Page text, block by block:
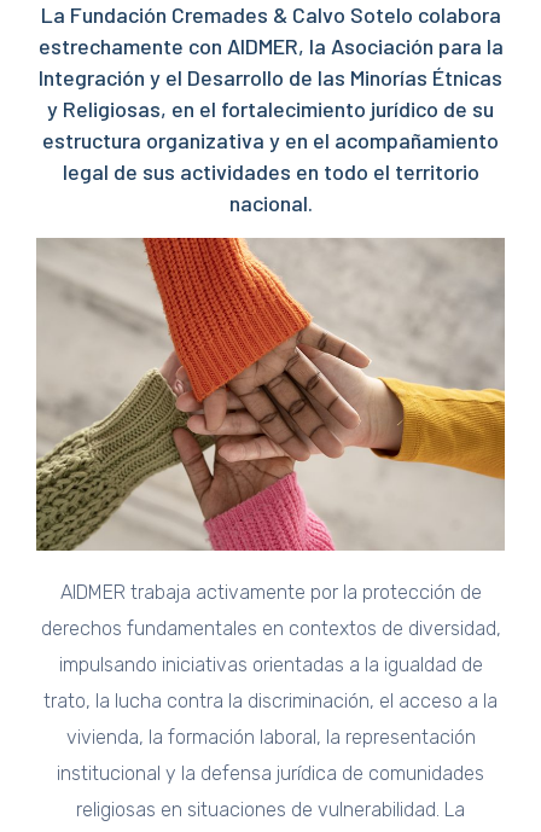
La Fundación Cremades & Calvo Sotelo colabora
estrechamente con AIDMER, la Asociación para la
Integración y el Desarrollo de las Minorías Étnicas
y Religiosas, en el fortalecimiento jurídico de su
estructura organizativa y en el acompañamiento
legal de sus actividades en todo el territorio
nacional.
AIDMER trabaja activamente por la protección de
derechos fundamentales en contextos de diversidad,
impulsando iniciativas orientadas a la igualdad de
trato, la lucha contra la discriminación, el acceso a la
vivienda, la formación laboral, la representación
institucional y la defensa jurídica de comunidades
religiosas en situaciones de vulnerabilidad. La